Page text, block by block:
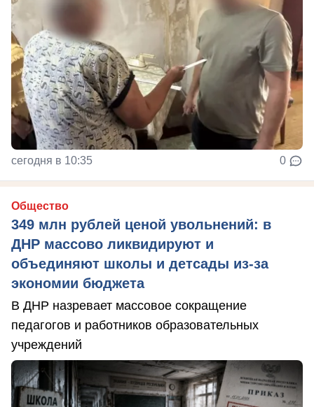
сегодня в 10:35 0
Общество
349 млн рублей ценой увольнений: в
ДНР массово ликвидируют и
объединяют школы и детсады из-за
экономии бюджета
В ДНР назревает массовое сокращение
педагогов и работников образовательных
учреждений